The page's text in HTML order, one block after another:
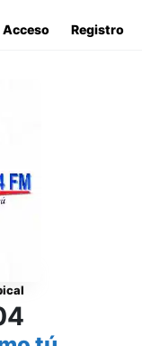
Acceso Registro